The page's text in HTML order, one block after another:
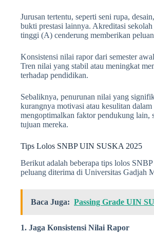
Jurusan tertentu, seperti seni rupa,
bukti prestasi lainnya. Akreditasi
tinggi (A) cenderung memberikan
Konsistensi nilai rapor dari semester
Tren nilai yang stabil atau meningkat
terhadap pendidikan.
Sebaliknya, penurunan nilai yang
kurangnya motivasi atau kesulitan
mengoptimalkan faktor pendukung lain,
tujuan mereka.
Tips Lolos SNBP UIN SUSKA 2025
Berikut adalah beberapa tips lolos SNBP
peluang diterima di Universitas Gadjah
Baca Juga: Passing Grade UIN
1. Jaga Konsistensi Nilai Rapor